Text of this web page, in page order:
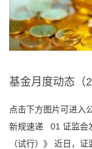
基金月度动态（
点击下方图片可进入
新规速递 01 证监会
（试行）》 近日，